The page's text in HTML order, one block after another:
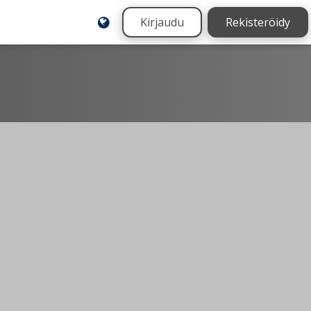
Kirjaudu Rekisteröidy